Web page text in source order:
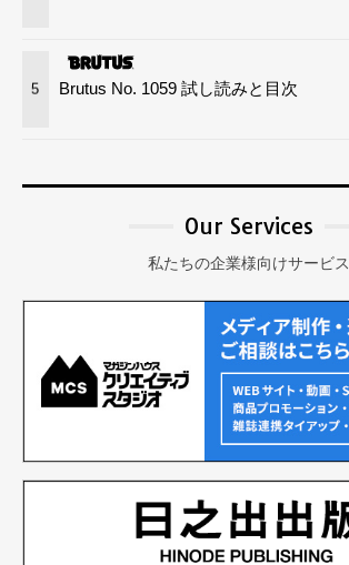
5 Brutus No. 1059 試し読みと目次
Our Services
私たちの企業様向けサービス